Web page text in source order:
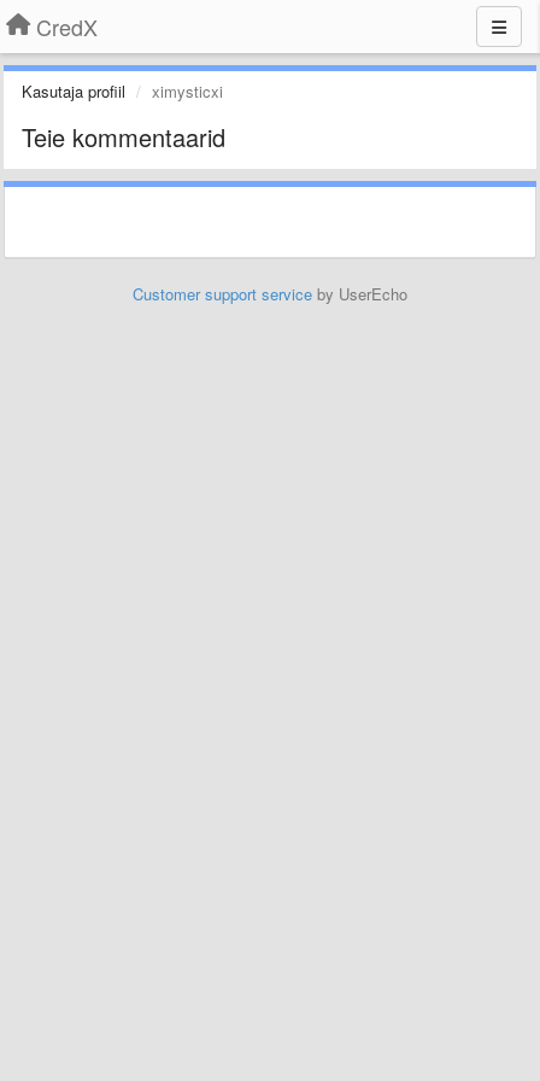
CredX
Kasutaja profiil ximysticxi
Teie kommentaarid
Customer support service by UserEcho